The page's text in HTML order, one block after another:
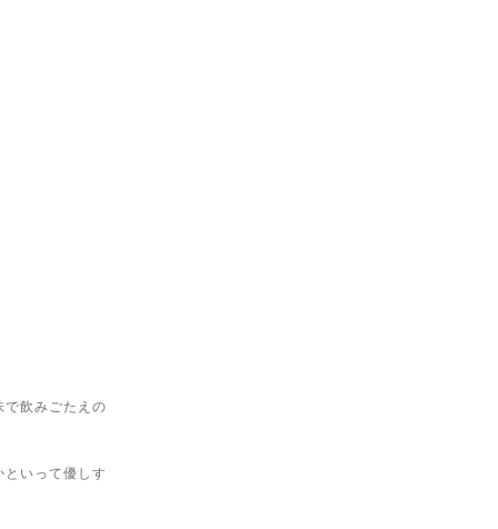
飲みごたえの
いって優しす